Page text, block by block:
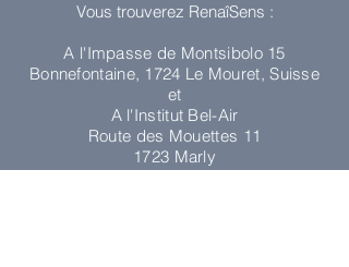
Vous trouverez RenaîSens :
A l'Impasse de Montsibolo 15
Bonnefontaine, 1724 Le Mouret, Suisse
et
A l'Institut Bel-Air
Route des Mouettes 11
1723 Marly